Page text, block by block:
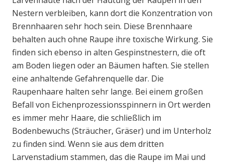
Nestern verbleiben, kann dort die Konzentration von
Brennhaaren sehr hoch sein. Diese Brennhaare
behalten auch ohne Raupe ihre toxische Wirkung. Sie
finden sich ebenso in alten Gespinstnestern, die oft
am Boden liegen oder an Bäumen haften. Sie stellen
eine anhaltende Gefahrenquelle dar. Die
Raupenhaare halten sehr lange. Bei einem großen
Befall von Eichenprozessionsspinnern in Ort werden
es immer mehr Haare, die schließlich im
Bodenbewuchs (Sträucher, Gräser) und im Unterholz
zu finden sind. Wenn sie aus dem dritten
Larvenstadium stammen, das die Raupe im Mai und